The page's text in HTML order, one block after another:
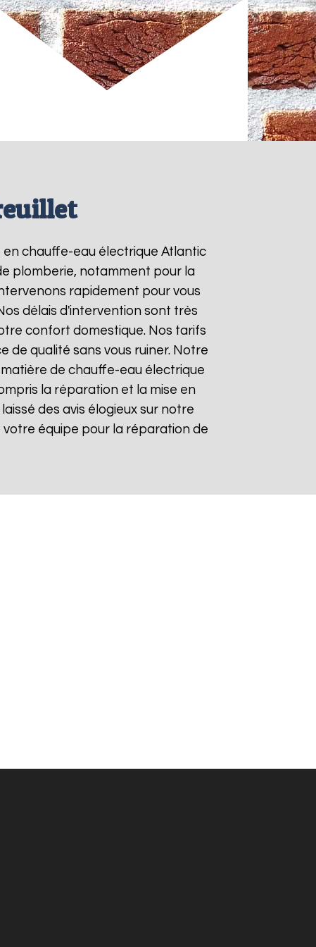
chauffe-eau électrique Atlantic
plomberie, notamment pour la
rapidement pour vous
délais d'intervention sont très
confort domestique. Nos tarifs
de qualité sans vous ruiner. Notre
de chauffe-eau électrique
la réparation et la mise en
des avis élogieux sur notre
équipe pour la réparation de